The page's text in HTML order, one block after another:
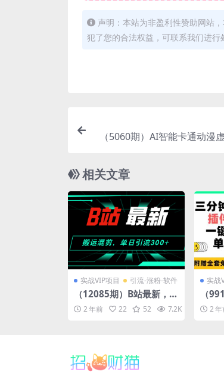
声明：本站为非盈利性赞助网站
犯了您的合法权益，可联系我们进行
（5060期）AI智能卡通动漫
相关文章
实战VIP项目 引流-涨粉-软件
（12085期）B站最新，搬
运混剪，单日引流300+创
业粉
2 年前 22 52 7.2K 10
实战
（
头条
粘贴
2 年